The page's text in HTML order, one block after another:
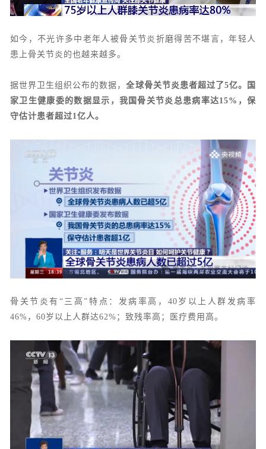
如今，不光许多中老年人被骨关节炎折磨得苦不堪言，年轻人
患上骨关节炎的也越来越多。
据世界卫生组织公布的数据，全球骨关节炎患者超过了5亿。国
家卫生健康委的数据显示，我国骨关节炎总患病率达15%，保
守估计患者超过1亿人。
骨关节炎有“三高”特点：发病率高，40岁以上人群发病率
46%，60岁以上人群达62%；致残率高；医疗费用高。